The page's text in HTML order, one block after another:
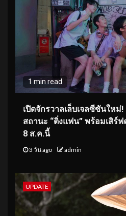
1 min read
เปิดจักรวาลเล็บเจลซีซันใหม่!
สถานะ “ติ่งแฟน” พร้อมเสิร์
8 ส.ค.นี้
3 วัน ago admin
UPDATE